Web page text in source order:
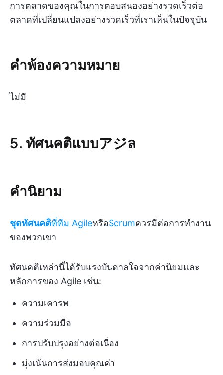
การตลาดของคุณในการตอบสนองอย่างรวดเร็วต่อ
ตลาดที่เปลี่ยนแปลงอย่างรวดเร็วที่เราเห็นในปัจจุบัน
คำพ้องความหมาย
ไม่มี
5. ทัศนคติแบบアジล
คำนิยาม
ชุดทัศนคติที่ทีม AgileหรือScrumควรมีต่อการทำงาน
ของพวกเขา
ทัศนคติเหล่านี้ได้รับแรงบันดาลใจจากค่านิยมและ
หลักการของ Agile เช่น:
ความเคารพ
ความร่วมมือ
การปรับปรุงอย่างต่อเนื่อง
มุ่งเน้นการส่งมอบคุณค่า